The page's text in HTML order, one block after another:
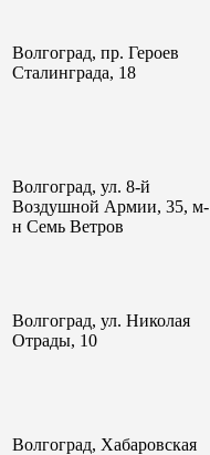
Волгоград, пр. Героев
Сталинграда, 18
Волгоград, ул. 8-й
Воздушной Армии, 35, м-
н Семь Ветров
Волгоград, ул. Николая
Отрады, 10
Волгоград, Хабаровская